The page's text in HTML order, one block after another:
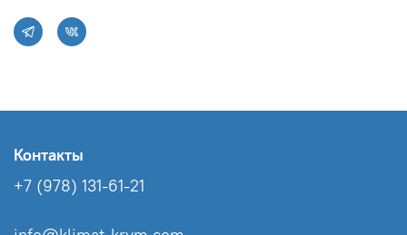
Контакты
+7 (978) 131-61-21